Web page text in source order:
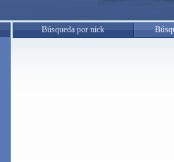
Búsqueda por nick